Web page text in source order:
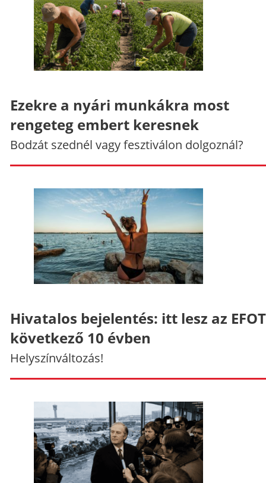
Ezekre a nyári munkákra most
rengeteg embert keresnek
Bodzát szednél vagy fesztiválon dolgoznál?
Hivatalos bejelentés: itt lesz az
következő 10 évben
Helyszínváltozás!